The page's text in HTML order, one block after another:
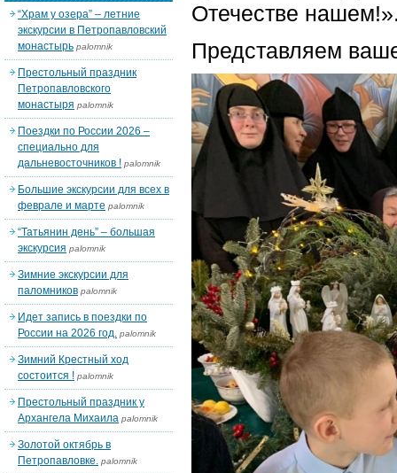
Отечестве
Представляем
“Храм у озера” – летние
экскурсии в Петропавловский
монастырь palomnik
Престольный праздник
Петропавловского
монастыря palomnik
Поездки по России 2026 –
специально для
дальневосточников ! palomnik
Большие экскурсии для всех в
феврале и марте palomnik
“Татьянин день” – большая
экскурсия palomnik
Зимние экскурсии для
паломников palomnik
Идет запись в поездки по
России на 2026 год. palomnik
Зимний Крестный ход
состоится ! palomnik
Престольный праздник у
Архангела Михаила palomnik
Золотой октябрь в
Петропавловке. palomnik